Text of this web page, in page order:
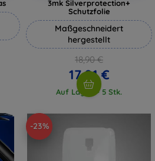
3mk Silverprotection+
Schutzfolie
Maßgeschneidert
hergestellt
18,90 €
17,01 €
Auf Lager > 5 Stk.
-23%